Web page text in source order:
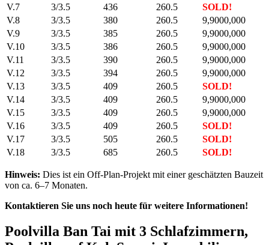
V.7
3/3.5 436 260.5
SOLD!
V.8
3/3.5 380 260.5
9,9000,000
V.9
3/3.5 385 260.5
9,9000,000
V.10
3/3.5 386 260.5
9,9000,000
V.11
3/3.5 390 260.5
9,9000,000
V.12
3/3.5 394 260.5
9,9000,000
V.13
3/3.5 409 260.5
SOLD!
V.14
3/3.5 409 260.5
9,9000,000
V.15
3/3.5 409 260.5
9,9000,000
V.16
3/3.5 409 260.5
SOLD!
V.17
3/3.5 505 260.5
SOLD!
V.18
3/3.5 685 260.5 SOLD!
Hinweis: Dies ist ein Off-Plan-Projekt mit einer geschätzten Bauzeit
von ca. 6–7 Monaten.
Kontaktieren Sie uns noch heute für weitere Informationen!
Poolvilla Ban Tai mit 3 Schlafzimmern,